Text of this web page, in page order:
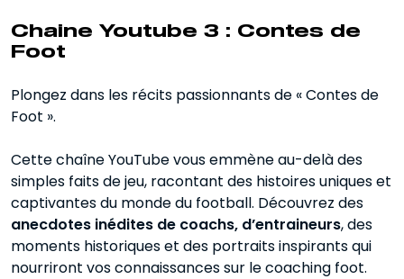
Chaine Youtube 3 : Contes de
Foot
Plongez dans les récits passionnants de « Contes de
Foot ».
Cette chaîne YouTube vous emmène au-delà des
simples faits de jeu, racontant des histoires uniques et
captivantes du monde du football. Découvrez des
anecdotes inédites de coachs, d’entraineurs, des
moments historiques et des portraits inspirants qui
nourriront vos connaissances sur le coaching foot.